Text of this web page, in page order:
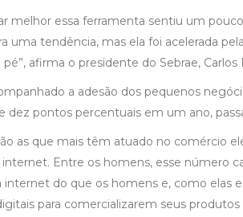
melhor essa ferramenta sentiu um
uma tendência, mas ela foi acelerada
afirma o presidente do Sebrae, Carlos
a adesão dos pequenos
dez pontos percentuais em um ano,
as que mais têm atuado no comércio
Entre os homens, esse número
do que os homens e, como elas
para comercializarem seus